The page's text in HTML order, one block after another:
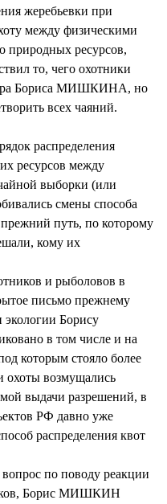
жеребьевки при
между физическими
природных ресурсов,
то, чего охотники
Бориса МИШКИНА, но
всех чаяний.
распределения
ресурсов между
выборки (или
смены способа
путь, по которому
кому их
и рыболовов в
письмо прежнему
Борису
в том числе и на
которым стояло более
охоты возмущались
выдачи разрешений, в
РФ давно уже
распределения квот
по поводу реакции
Борис МИШКИН